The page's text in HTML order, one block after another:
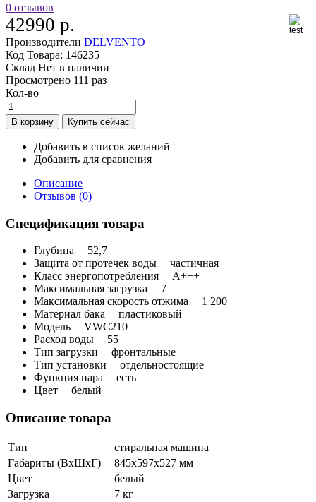
0 отзывов
42990 р.
Производители DELVENTO
Код Товара: 146235
Склад Нет в наличии
Просмотрено 111 раз
Кол-во
Добавить в список желаний
Добавить для сравнения
Описание
Отзывов (0)
Спецификация товара
Глубина
52,7
Защита от протечек воды
частичная
Класс энергопотребления
A+++
Максимальная загрузка
7
Максимальная скорость отжима
1 200
Материал бака
пластиковый
Модель
VWC210
Расход воды
55
Тип загрузки
фронтальные
Тип установки
отдельностоящие
Функция пара
есть
Цвет
белый
Описание товара
Тип
стиральная машина
Габариты (ВхШхГ)
845x597x527 мм
Цвет
белый
Загрузка
7 кг